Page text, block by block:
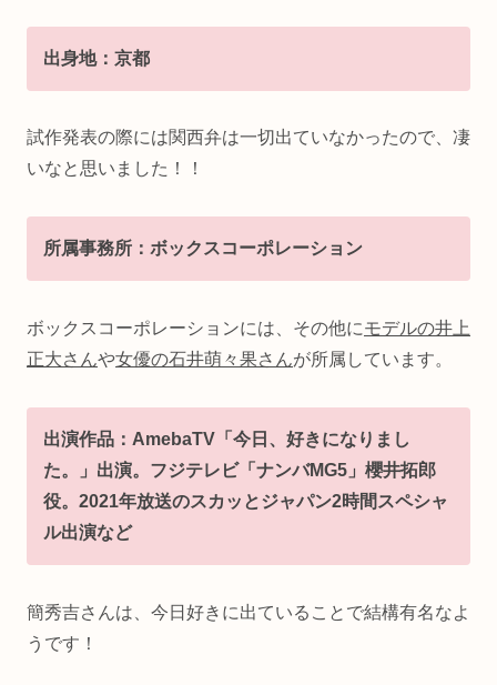
出身地：京都
試作発表の際には関西弁は一切出ていなかったので、凄
いなと思いました！！
所属事務所：ボックスコーポレーション
ボックスコーポレーションには、その他にモデルの井上
正大さんや女優の石井萌々果さんが所属しています。
出演作品：AmebaTV「今日、好きになりまし
た。」出演。フジテレビ「ナンバMG5」櫻井拓郎
役。 2021年放送のスカッとジャパン2時間スペシャ
ル出演など
簡秀吉さんは、今日好きに出ていることで結構有名なよ
うです！